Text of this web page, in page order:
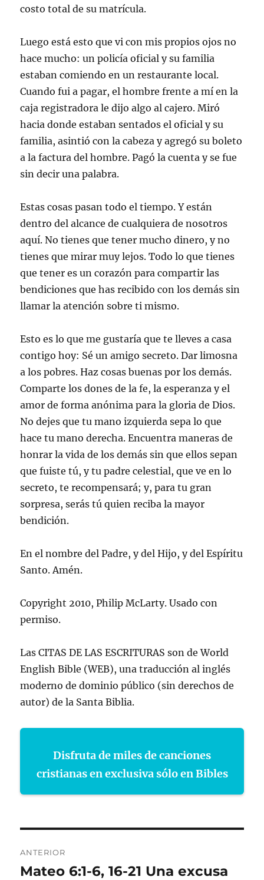
costo total de su matrícula.
Luego está esto que vi con mis propios ojos no
hace mucho: un policía oficial y su familia
estaban comiendo en un restaurante local.
Cuando fui a pagar, el hombre frente a mí en la
caja registradora le dijo algo al cajero. Miró
hacia donde estaban sentados el oficial y su
familia, asintió con la cabeza y agregó su boleto
a la factura del hombre. Pagó la cuenta y se fue
sin decir una palabra.
Estas cosas pasan todo el tiempo. Y están
dentro del alcance de cualquiera de nosotros
aquí. No tienes que tener mucho dinero, y no
tienes que mirar muy lejos. Todo lo que tienes
que tener es un corazón para compartir las
bendiciones que has recibido con los demás sin
llamar la atención sobre ti mismo.
Esto es lo que me gustaría que te lleves a casa
contigo hoy: Sé un amigo secreto. Dar limosna
a los pobres. Haz cosas buenas por los demás.
Comparte los dones de la fe, la esperanza y el
amor de forma anónima para la gloria de Dios.
No dejes que tu mano izquierda sepa lo que
hace tu mano derecha. Encuentra maneras de
honrar la vida de los demás sin que ellos sepan
que fuiste tú, y tu padre celestial, que ve en lo
secreto, te recompensará; y, para tu gran
sorpresa, serás tú quien reciba la mayor
bendición.
En el nombre del Padre, y del Hijo, y del Espíritu
Santo. Amén.
Copyright 2010, Philip McLarty. Usado con
permiso.
Las CITAS DE LAS ESCRITURAS son de World
English Bible (WEB), una traducción al inglés
moderno de dominio público (sin derechos de
autor) de la Santa Biblia.
Disfruta de miles de canciones
cristianas en exclusiva sólo en Bibles
de
ANTERIOR
Entrada
Mateo 6:1-6, 16-21 Una excusa